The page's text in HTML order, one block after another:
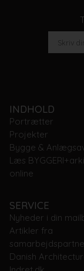
INDHOLD
Portrætter
Projekter
Bygge &
Læs
online
SERVICE
Nyheder i din
Artikler fra
Danish